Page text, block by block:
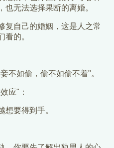
也无法选择果断的离婚。
复自己的婚姻，这是人之常
看的。
不如偷，偷不如偷不着"。
应"：
想要得到手。